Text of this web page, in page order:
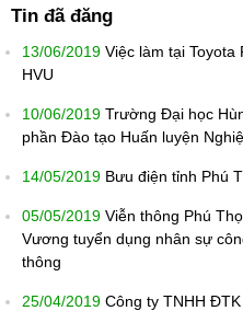
Tin đã đăng
13/06/2019 Việc làm tại Toyota
HVU
10/06/2019 Trường Đại học
phần Đào tạo Huấn luyện
14/05/2019 Bưu điện tỉnh Phú
05/05/2019 Viễn thông Phú
Vương tuyển dụng nhân sự
thông
25/04/2019 Công ty TNHH